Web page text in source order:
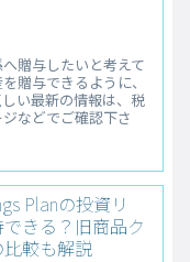
贈与したいと考えて
贈与できるように、
い最新の情報は、税
などでご確認下さ
Planの投資リ
きる？旧商品ク
較も解説